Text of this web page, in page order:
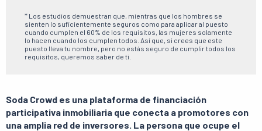
* Los estudios demuestran que, mientras que los hombres se
sienten lo suficientemente seguros como para aplicar al puesto
cuando cumplen el 60% de los requisitos, las mujeres solamente
lo hacen cuando los cumplen todos. Así que, si crees que este
puesto lleva tu nombre, pero no estás seguro de cumplir todos los
requisitos, queremos saber de ti.
Soda Crowd es una plataforma de financiación
participativa inmobiliaria que conecta a promotores con
una amplia red de inversores. La persona que ocupe el